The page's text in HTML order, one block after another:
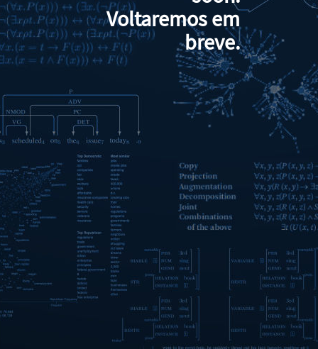
Voltaremos em
breve.